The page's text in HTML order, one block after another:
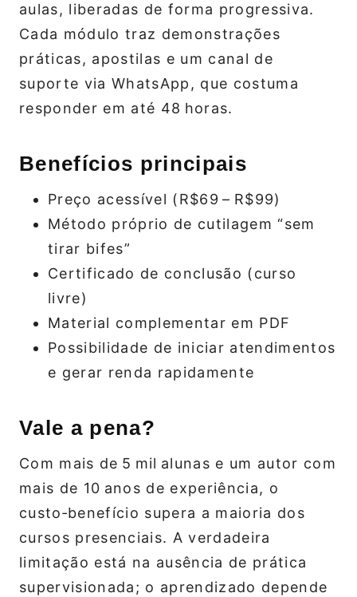
aulas, liberadas de forma progressiva.
Cada módulo traz demonstrações
práticas, apostilas e um canal de
suporte via WhatsApp, que costuma
responder em até 48 horas.
Benefícios principais
Preço acessível (R$69 – R$99)
Método próprio de cutilagem “sem
tirar bifes”
Certificado de conclusão (curso
livre)
Material complementar em PDF
Possibilidade de iniciar atendimentos
e gerar renda rapidamente
Vale a pena?
Com mais de 5 mil alunas e um autor com
mais de 10 anos de experiência, o
custo‑benefício supera a maioria dos
cursos presenciais. A verdadeira
limitação está na ausência de prática
supervisionada; o aprendizado depende